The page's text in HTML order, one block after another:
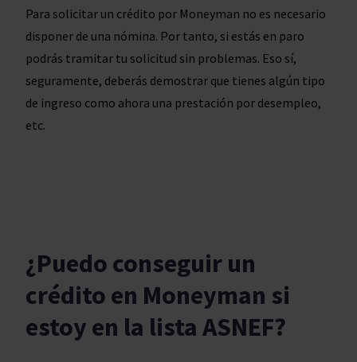
Para solicitar un crédito por Moneyman no es necesario
disponer de una nómina. Por tanto, si estás en paro
podrás tramitar tu solicitud sin problemas. Eso sí,
seguramente, deberás demostrar que tienes algún tipo
de ingreso como ahora una prestación por desempleo,
etc.
¿Puedo conseguir un
crédito en Moneyman si
estoy en la lista ASNEF?